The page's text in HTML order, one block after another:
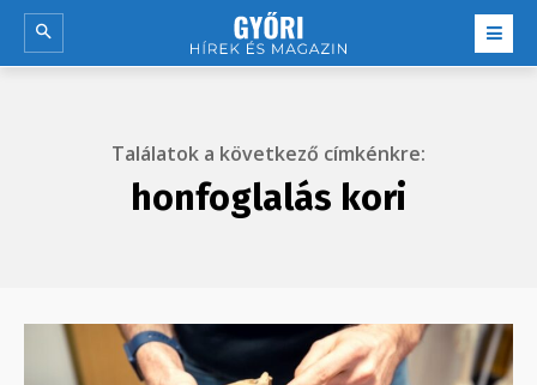
Találatok a következő címkénkre:
honfoglalás kori